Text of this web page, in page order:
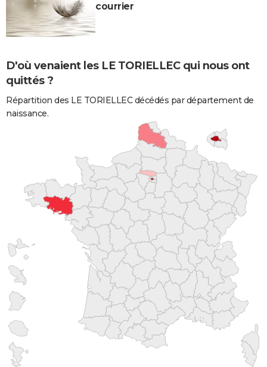
courrier
D'où venaient les LE TORIELLEC qui nous ont
quittés ?
Répartition des LE TORIELLEC décédés par département de
naissance.